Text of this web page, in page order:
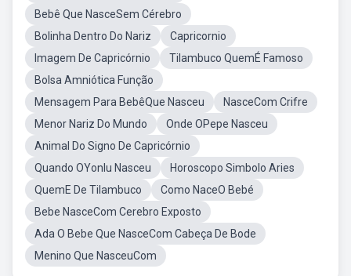
Bebê Que NasceSem Cérebro
Bolinha Dentro Do Nariz
Capricornio
Imagem De Capricórnio
Tilambuco QuemÉ Famoso
Bolsa Amniótica Função
Mensagem Para BebêQue Nasceu
NasceCom Crifre
Menor Nariz Do Mundo
Onde OPepe Nasceu
Animal Do Signo De Capricórnio
Quando OYonlu Nasceu
Horoscopo Simbolo Aries
QuemE De Tilambuco
Como NaceO Bebé
Bebe NasceCom Cerebro Exposto
Ada O Bebe Que NasceCom Cabeça De Bode
Menino Que NasceuCom